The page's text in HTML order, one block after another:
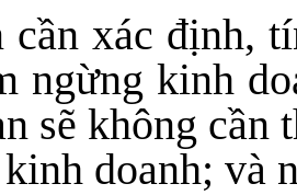
cần xác định,
ngừng kinh
sẽ không
doanh; và